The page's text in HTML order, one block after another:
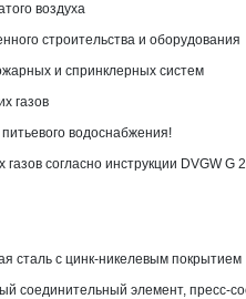
воздуха
строительства и оборудования
и спринклерных систем
газов
водоснабжения!
газов согласно инструкции DVGW G
сталь с цинк-никелевым покрытием
соединительный элемент, пресс-